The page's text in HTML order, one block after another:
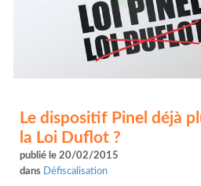
Le dispositif Pinel déjà
la Loi Duflot ?
publié le 20/02/2015
dans Défiscalisation